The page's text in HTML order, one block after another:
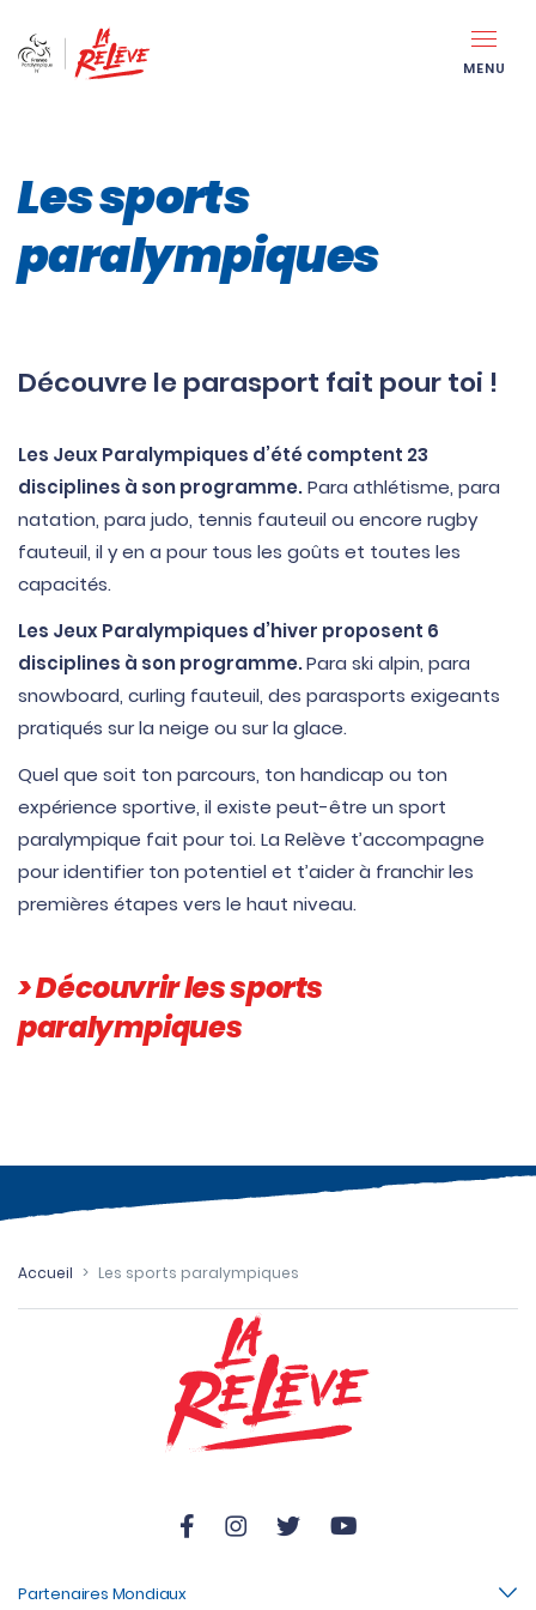
MENU
Les sports
paralympiques
Découvre le parasport fait pour toi !
Les Jeux Paralympiques d’été comptent 23
disciplines à son programme.Para athlétisme, para
natation, para judo, tennis fauteuil ou encore rugby
fauteuil, il y en a pour tous les goûts et toutes les
capacités.
Les Jeux Paralympiques d’hiver proposent 6
disciplines à son programme.Para ski alpin, para
snowboard, curling fauteuil, des parasports exigeants
pratiqués sur la neige ou sur la glace.
Quel que soit ton parcours, ton handicap ou ton
expérience sportive, il existe peut-être un sport
paralympique fait pour toi. La Relève t’accompagne
pour identifier ton potentiel et t’aider à franchir les
premières étapes vers le haut niveau.
> Découvrir les sports
paralympiques
Accueil > Les sports paralympiques
Partenaires Mondiaux